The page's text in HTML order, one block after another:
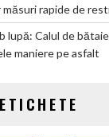
măsuri rapide de
lupă: Calul de
maniere pe asfalt
ETICHETE